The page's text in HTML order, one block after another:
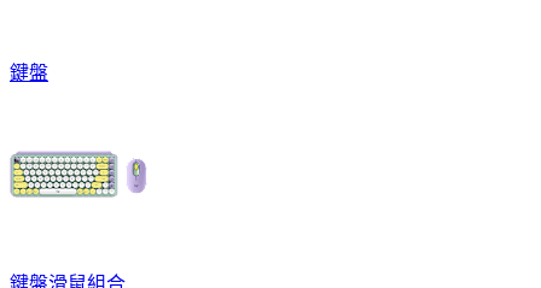
鍵盤
鍵盤滑鼠組合